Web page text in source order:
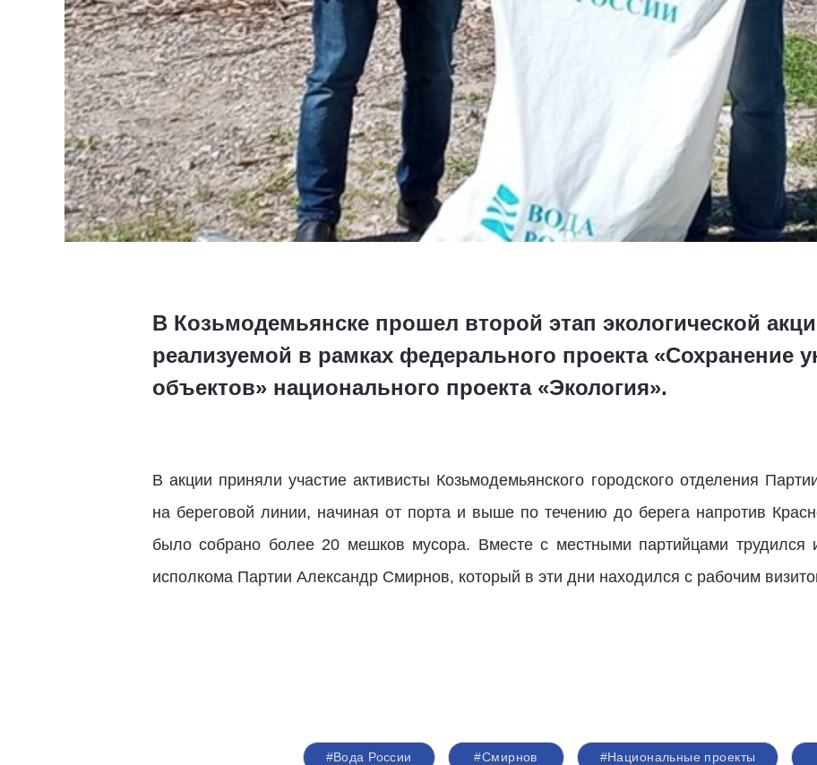
В Козьмодемьянске прошел второй этап экологической
реализуемой в рамках федерального проекта «Сохранение
объектов» национального проекта «Экология».
В акции приняли участие активисты Козьмодемьянского городского отделения
на береговой линии, начиная от порта и выше по течению до берега напротив
было собрано более 20 мешков мусора. Вместе с местными партийцами трудился
исполкома Партии Александр Смирнов, который в эти дни находился с рабочим
#Вода России #Смирнов #Национальные проекты